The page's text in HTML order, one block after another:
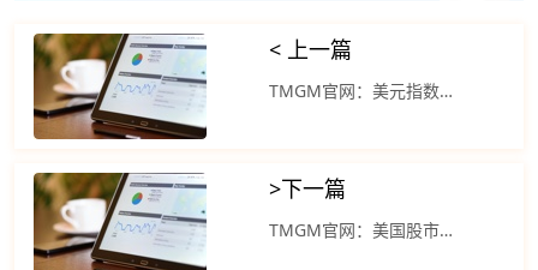
< 上一篇
TMGM官网：美元指数反弹 三大股指连续五周上涨后走低
>下一篇
TMGM官网：美国股市继续承压 美元指数下跌